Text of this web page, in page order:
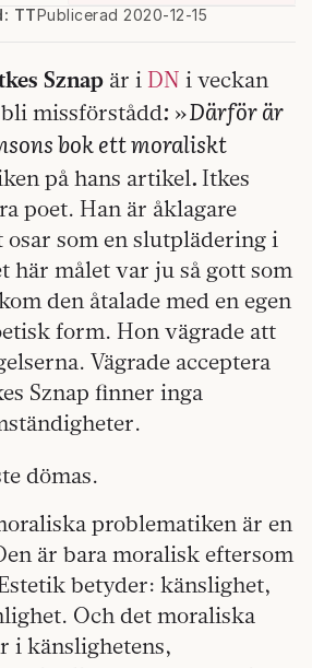
Publicerad 2020-12-15
TT
Sznap är i DN i veckan
missförstådd: »Därför är
bok ett moraliskt
på hans artikel. Itkes
poet. Han är åklagare
osar som en slutplädering i
här målet var ju så gott som
den åtalade med en egen
form. Hon vägrade att
Vägrade acceptera
Sznap finner inga
dömas.
problematiken är en
är bara moralisk eftersom
betyder: känslighet,
Och det moraliska
i känslighetens,